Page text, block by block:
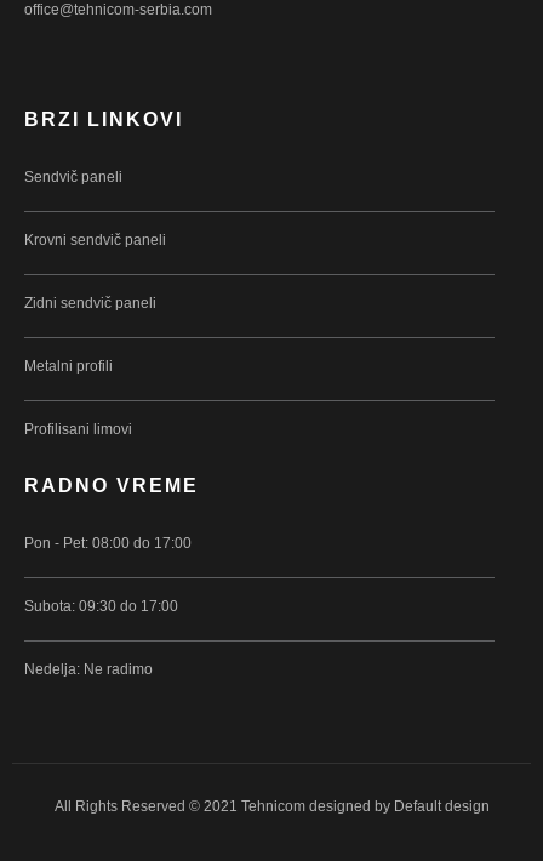
office@tehnicom-serbia.com
BRZI LINKOVI
Sendvič paneli
Krovni sendvič paneli
Zidni sendvič paneli
Metalni profili
Profilisani limovi
RADNO VREME
Pon - Pet: 08:00 do 17:00
Subota: 09:30 do 17:00
Nedelja: Ne radimo
All Rights Reserved © 2021 Tehnicom designed by Default design